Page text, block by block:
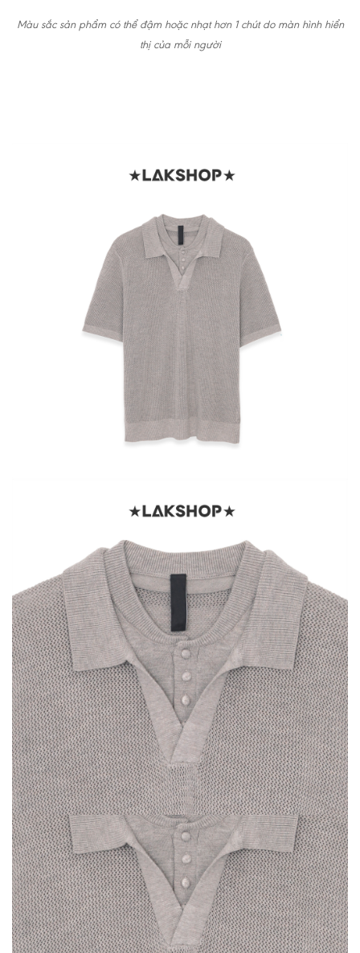
Màu sắc sản phẩm có thể đậm hoặc nhạt hơn 1 chút do màn hình hiển
thị của mỗi người